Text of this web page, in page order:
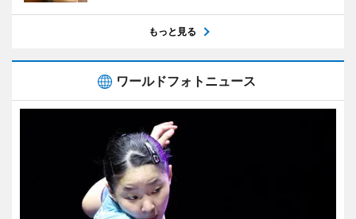
もっと見る
ワールドフォトニュース